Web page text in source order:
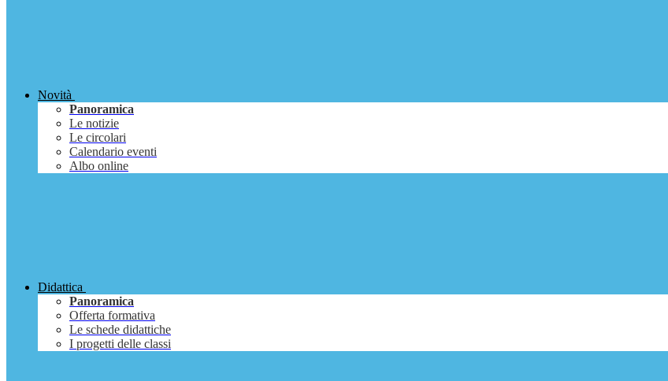
Novità
Panoramica
Le notizie
Le circolari
Calendario eventi
Albo online
Didattica
Panoramica
Offerta formativa
Le schede didattiche
I progetti delle classi